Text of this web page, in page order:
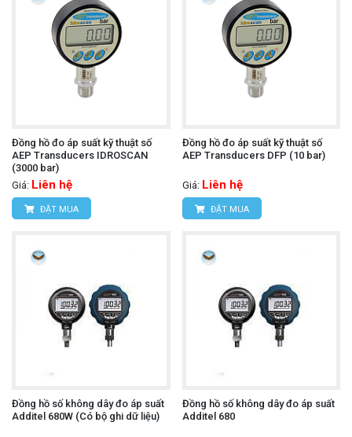
Đồng hồ đo áp suất kỹ thuật số
AEP Transducers IDROSCAN
(3000 bar)
Giá: Liên hệ
ĐẶT MUA
Đồng hồ đo áp suất kỹ thuật số
AEP Transducers DFP (10 bar)
Giá: Liên hệ
ĐẶT MUA
Đồng hồ số không dây đo áp suất
Additel 680W (Có bộ ghi dữ liệu)
Đồng hồ số không dây đo áp suất
Additel 680